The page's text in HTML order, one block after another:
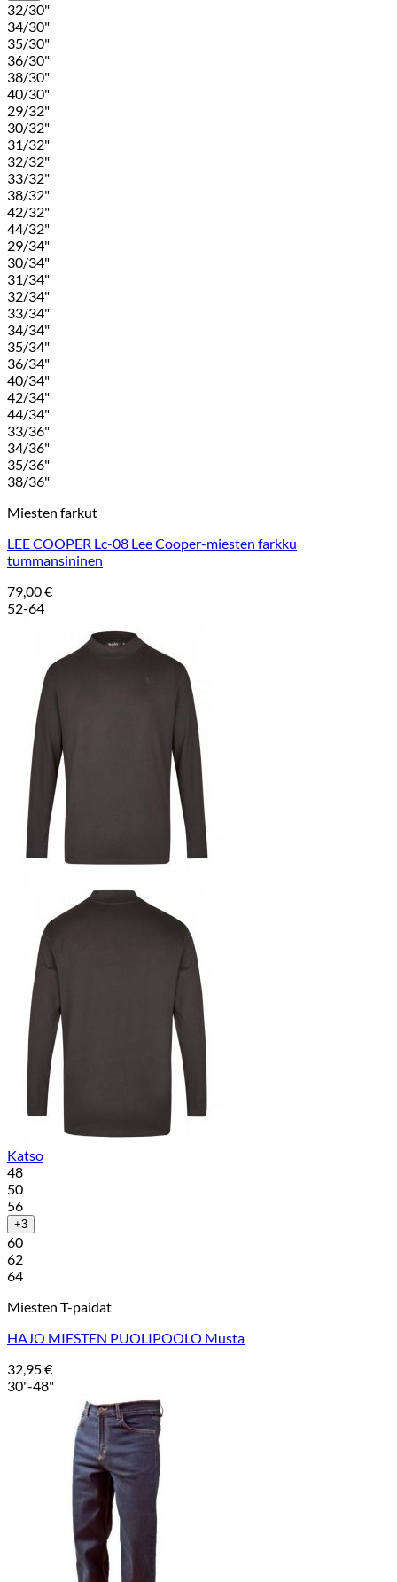
32/30"
34/30"
35/30"
36/30"
38/30"
40/30"
29/32"
30/32"
31/32"
32/32"
33/32"
38/32"
42/32"
44/32"
29/34"
30/34"
31/34"
32/34"
33/34"
34/34"
35/34"
36/34"
40/34"
42/34"
44/34"
33/36"
34/36"
35/36"
38/36"
Miesten farkut
LEE COOPER Lc-08 Lee Cooper-miesten farkku
tummansininen
79,00€
52-64
Katso
48
50
56
+3
60
62
64
Miesten T-paidat
HAJO MIESTEN PUOLIPOOLO Musta
32,95€
30"-48"